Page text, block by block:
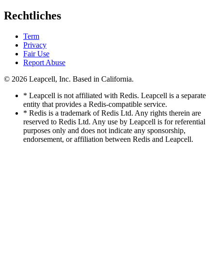
Rechtliches
Term
Privacy
Fair Use
Report Abuse
© 2026 Leapcell, Inc. Based in California.
* Leapcell is not affiliated with Redis. Leapcell is a separate
entity that provides a Redis-compatible service.
* Redis is a trademark of Redis Ltd. Any rights therein are
reserved to Redis Ltd. Any use by Leapcell is for referential
purposes only and does not indicate any sponsorship,
endorsement, or affiliation between Redis and Leapcell.